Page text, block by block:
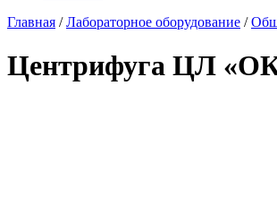
Главная /Лабораторное оборудование /
Центрифуга ЦЛ